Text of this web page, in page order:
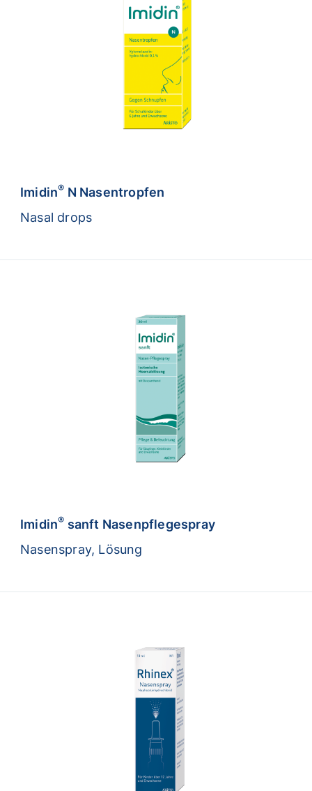
Imidin® N Nasentropfen
Nasal drops
Imidin® sanft Nasenpflegespray
Nasenspray, Lösung